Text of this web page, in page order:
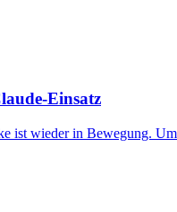
Einsatz
wieder in Bewegung.